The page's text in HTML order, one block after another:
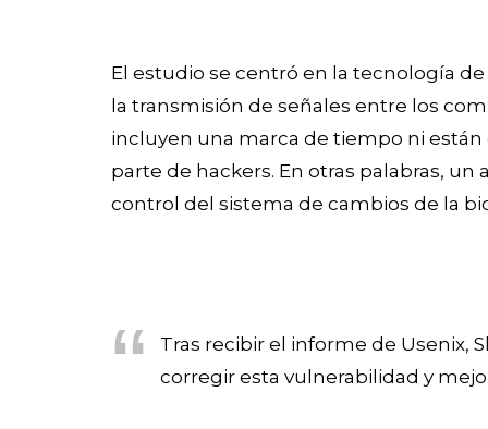
El estudio se centró en la tecnología
la transmisión de señales entre los
incluyen una marca de tiempo ni
parte de hackers. En otras palabras,
control del sistema de cambios de la
Tras recibir el informe de Usenix,
corregir esta vulnerabilidad y